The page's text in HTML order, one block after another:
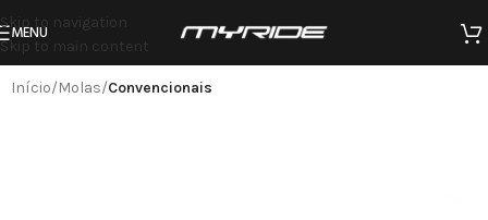
Skip to navigation
Skip to main content
MENU
Início Molas Convencionais